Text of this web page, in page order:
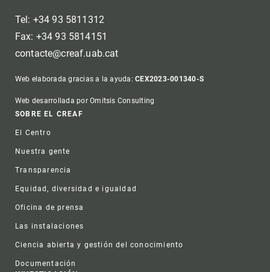
Tel: +34 93 5811312
Fax: +34 93 5814151
contacte@creaf.uab.cat
Web elaborada gracias a la ayuda:CEX2023-001340-S
Web desarrollada por Omitsis Consulting
Footer
SOBRE EL CREAF
El Centro
Nuestra gente
Transparencia
Equidad, diversidad e igualdad
Oficina de prensa
Las instalaciones
Ciencia abierta y gestión del conocimiento
Documentación